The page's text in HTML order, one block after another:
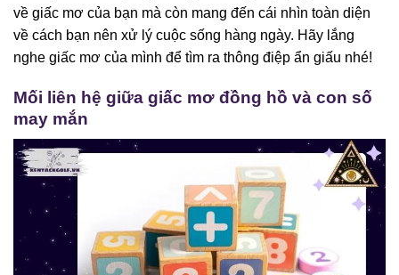
về giấc mơ của bạn mà còn mang đến cái nhìn toàn diện
về cách bạn nên xử lý cuộc sống hàng ngày. Hãy lắng
nghe giấc mơ của mình để tìm ra thông điệp ẩn giấu nhé!
Mối liên hệ giữa giấc mơ đồng hồ và con số
may mắn